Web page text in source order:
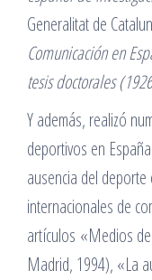
Generalitat de
Comunicación en
tesis doctorales
Y además, realizó
deportivos en
ausencia del
internacionales de
artículos «Medios
Madrid, 1994), «La